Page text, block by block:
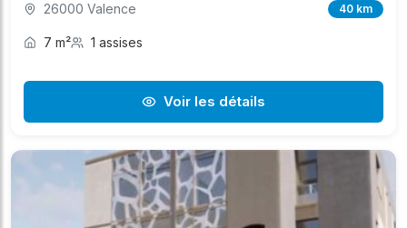
26000 Valence 40 km
7 m² 1 assises
Voir les détails